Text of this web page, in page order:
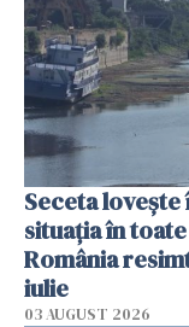
Seceta
situația în
România
iulie
03 AUGUST 2026